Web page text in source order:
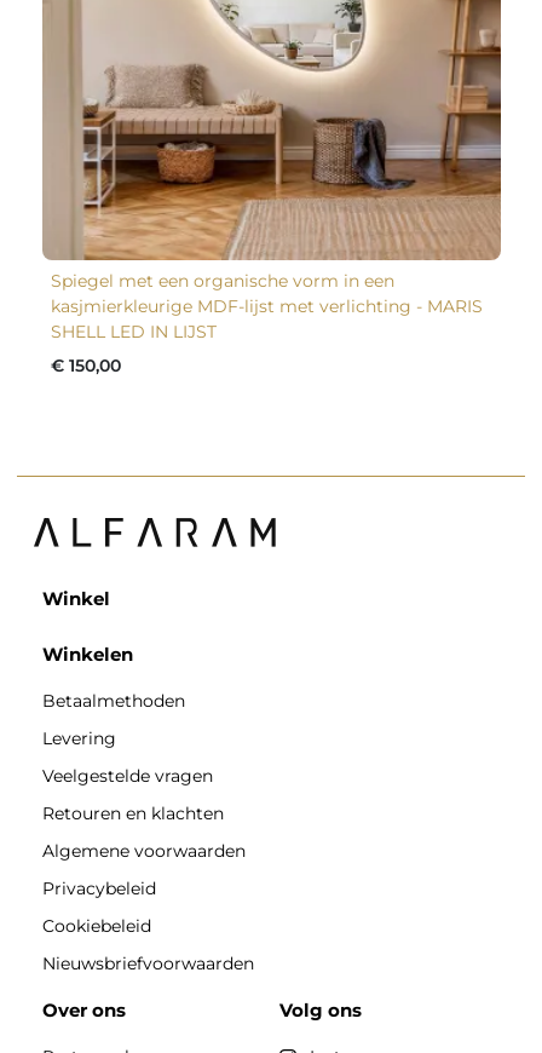
Spiegel met een organische vorm in een
kasjmierkleurige MDF-lijst met verlichting - MARIS
SHELL LED IN LIJST
€ 150,00
Winkel
Winkelen
Betaalmethoden
Levering
Veelgestelde vragen
Retouren en klachten
Algemene voorwaarden
Privacybeleid
Cookiebeleid
Nieuwsbriefvoorwaarden
Over ons Volg ons